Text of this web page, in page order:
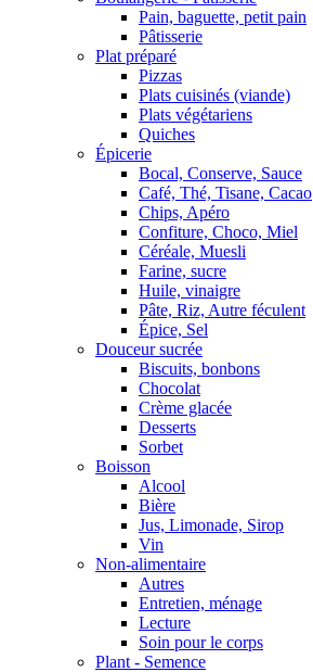
Pain, baguette, petit pain
Pâtisserie
Plat préparé
Pizzas
Plats cuisinés (viande)
Plats végétariens
Quiches
Épicerie
Bocal, Conserve, Sauce
Café, Thé, Tisane, Cacao
Chips, Apéro
Confiture, Choco, Miel
Céréale, Muesli
Farine, sucre
Huile, vinaigre
Pâte, Riz, Autre féculent
Épice, Sel
Douceur sucrée
Biscuits, bonbons
Chocolat
Crème glacée
Desserts
Sorbet
Boisson
Alcool
Bière
Jus, Limonade, Sirop
Vin
Non-alimentaire
Autres
Entretien, ménage
Lecture
Soin pour le corps
Plant - Semence